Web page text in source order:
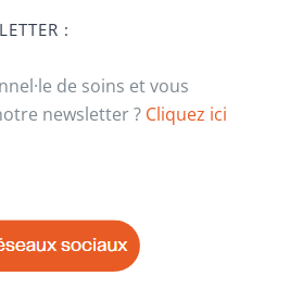
:
de soins et vous
newsletter ? Cliquez ici